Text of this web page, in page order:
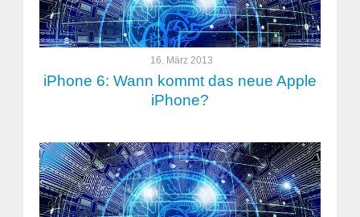
16. März 2013
iPhone 6: Wann kommt das neue Apple
iPhone?